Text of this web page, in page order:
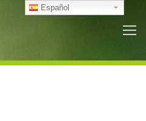
Español